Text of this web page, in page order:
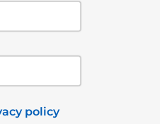
policy